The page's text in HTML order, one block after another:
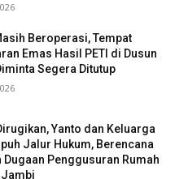
Beroperasi, Tempat
Emas Hasil PETI di Dusun
Segera Ditutup
Yanto dan Keluarga
Jalur Hukum, Berencana
Dugaan Penggusuran Rumah
Jambi